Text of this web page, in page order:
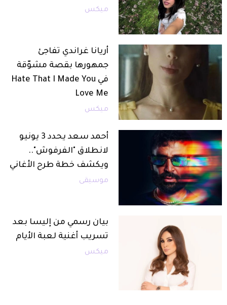
ميكس
أريانا غراندي تفاجئ
جمهورها بقصة مشوّقة
في Hate That I Made You
Love Me
ميكس
أحمد سعد يحدد 3 يونيو
لانطلاق "الفرفوش"..
ويكشف خطة طرح الأغاني
موسيقى
بيان رسمي من إليسا بعد
تسريب أغنية لعبة الأيام
ميكس